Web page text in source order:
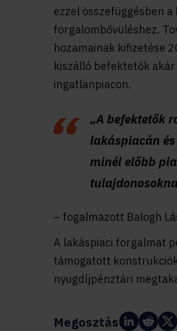
ezzel összefüggésben
forgalombővüléshez.
hozamainak kifizetése
kiszálló befektetők
ingatlanpiacon.
„A befektetők
lakáspiacán
minél előbb
– fogalmazott Balogh
A lakáspiaci forgalmat
támogatott
nyugdíjpénztári
Megosztás: